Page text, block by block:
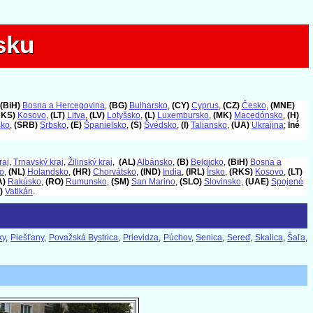
(BiH) Bosna a Hercegovina, (BG) Bulharsko, (CY) Cyprus, (CZ) Česko, (MNE)
Kosovo, (LT) Litva, (LV) Lotyšsko, (L) Luxembursko, (MK) Macedónsko, (H)
, (SRB) Srbsko, (E) Španielsko, (S) Švédsko, (I) Taliansko, (UA) Ukrajina; Iné
, Trnavský kraj, Žilinský kraj, (AL)Albánsko, (B) Belgicko, (BiH) Bosna a
, (NL) Holandsko, (HR) Chorvátsko, (IND) India, (IRL) Írsko, (RKS) Kosovo, (LT)
Rakúsko, (RO) Rumunsko, (SM) San Marino, (SLO) Slovinsko, (UAE) Spojené
Vatikán.
, Piešťany, Považská Bystrica, Prievidza, Púchov,Senica, Sereď, Skalica,Šaľa,